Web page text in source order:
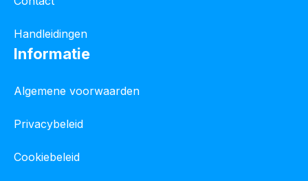
Handleidingen
Informatie
Algemene voorwaarden
Privacybeleid
Cookiebeleid